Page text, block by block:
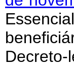
Decreto-